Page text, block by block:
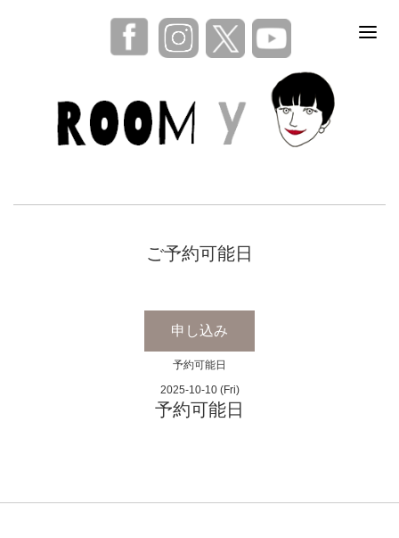
ご予約可能日
申し込み
予約可能日
2025-10-10 (Fri)
予約可能日